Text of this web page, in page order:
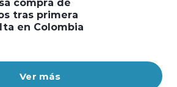
Ver más
tras primera
en Colombia